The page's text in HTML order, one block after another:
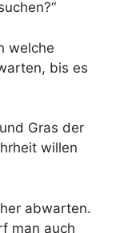
welche
bis es
Gras der
willen
abwarten.
man auch